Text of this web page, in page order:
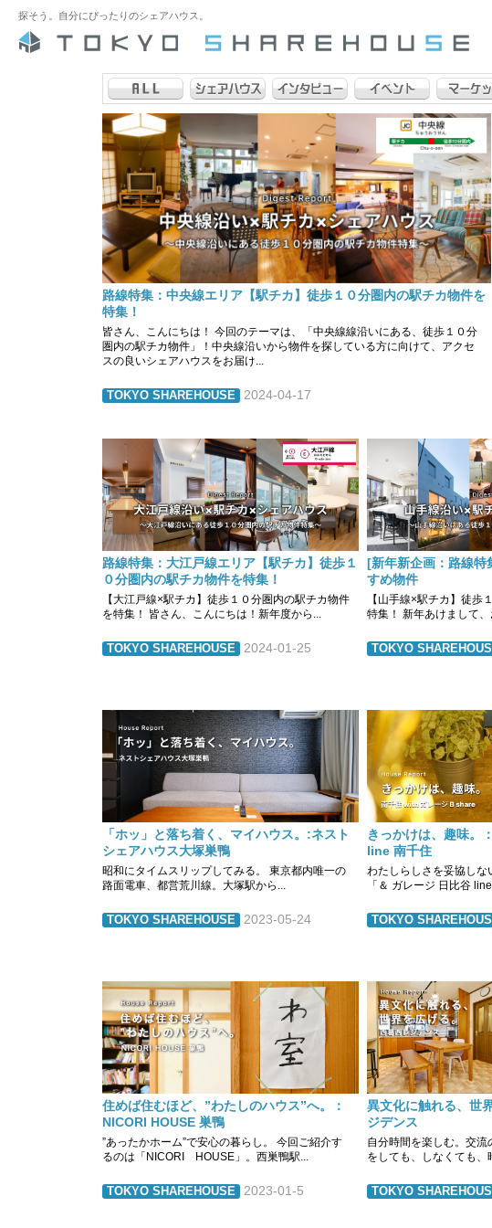
探そう。自分にぴったりのシェアハウス。
路線特集：中央線エリア【駅チカ】徒歩１０分圏内の駅チカ物件を
特集！
皆さん、こんにちは！ 今回のテーマは、「中央線線沿いにある、徒歩１０分
圏内の駅チカ物件」！中央線沿いから物件を探している方に向けて、アクセ
スの良いシェアハウスをお届け...
TOKYO SHAREHOUSE 2024-04-17
路線特集：大江戸線エリア【駅チカ】徒歩１
０分圏内の駅チカ物件を特集！
【大江戸線×駅チカ】徒歩１０分圏内の駅チカ物件
を特集！ 皆さん、こんにちは！新年度から...
TOKYO SHAREHOUSE 2024-01-25
[新年新企画：路線特
すめ物件
【山手線×駅チカ】徒歩
特集！ 新年あけまして、
TOKYO
「ホッ」と落ち着く、マイハウス。:ネスト
シェアハウス大塚巣鴨
昭和にタイムスリップしてみる。 東京都内唯一の
路面電車、都営荒川線。大塚駅から...
TOKYO SHAREHOUSE 2023-05-24
きっかけは、趣味。
line 南千住
わたしらしさを妥協しな
「＆ ガレージ 日比谷 line
TOKYO
住めば住むほど、”わたしのハウス”へ。：
NICORI HOUSE 巣鴨
”あったかホーム”で安心の暮らし。 今回ご紹介す
るのは「NICORI HOUSE」。西巣鴨駅...
TOKYO SHAREHOUSE 2023-01-5
異文化に触れる、世
ジデンス
自分時間を楽しむ。交
をしても、しなくても、
TOKYO